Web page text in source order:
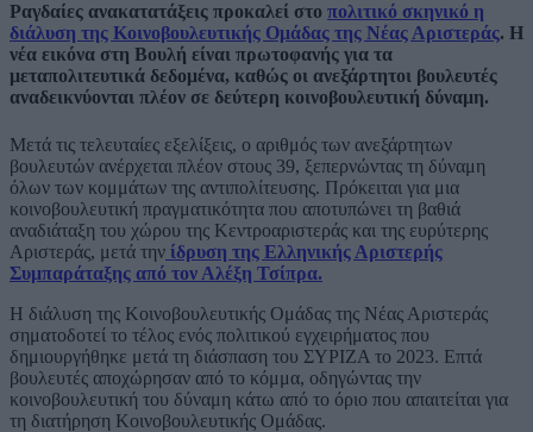
Ραγδαίες ανακατατάξεις προκαλεί στο πολιτικό σκηνικό η
διάλυση της Κοινοβουλευτικής Ομάδας της Νέας Αριστεράς. Η
νέα εικόνα στη Βουλή είναι πρωτοφανής για τα
μεταπολιτευτικά δεδομένα, καθώς οι ανεξάρτητοι βουλευτές
αναδεικνύονται πλέον σε δεύτερη κοινοβουλευτική δύναμη.
Μετά τις τελευταίες εξελίξεις, ο αριθμός των ανεξάρτητων
βουλευτών ανέρχεται πλέον στους 39, ξεπερνώντας τη δύναμη
όλων των κομμάτων της αντιπολίτευσης. Πρόκειται για μια
κοινοβουλευτική πραγματικότητα που αποτυπώνει τη βαθιά
αναδιάταξη του χώρου της Κεντροαριστεράς και της ευρύτερης
Αριστεράς, μετά την ίδρυση της Ελληνικής Αριστερής
Συμπαράταξης από τον Αλέξη Τσίπρα.
Η διάλυση της Κοινοβουλευτικής Ομάδας της Νέας Αριστεράς
σηματοδοτεί το τέλος ενός πολιτικού εγχειρήματος που
δημιουργήθηκε μετά τη διάσπαση του ΣΥΡΙΖΑ το 2023. Επτά
βουλευτές αποχώρησαν από το κόμμα, οδηγώντας την
κοινοβουλευτική του δύναμη κάτω από το όριο που απαιτείται για
τη διατήρηση Κοινοβουλευτικής Ομάδας.